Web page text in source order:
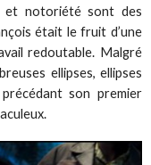
et notoriété sont des
était le fruit d’une
redoutable. Malgré
ellipses, ellipses
son premier